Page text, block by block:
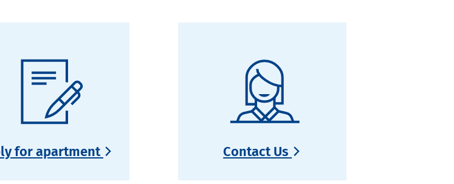
for apartment Contact Us